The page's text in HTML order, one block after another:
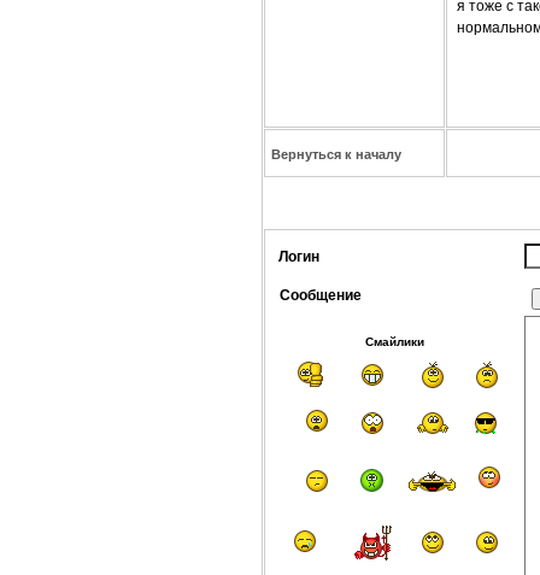
я тоже с
Вернуться к началу
Логин
Сообщение
Смайлики